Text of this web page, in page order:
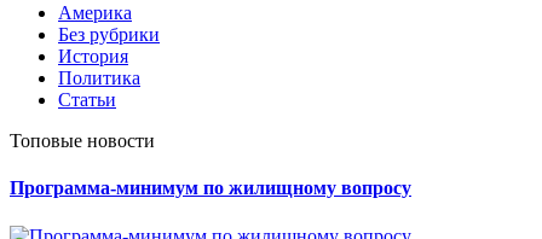
Америка
Без рубрики
История
Политика
Статьи
Топовые новости
Программа-минимум по жилищному вопросу